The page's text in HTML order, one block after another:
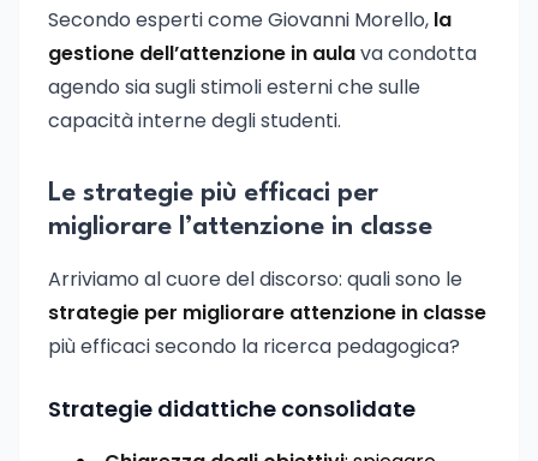
Secondo esperti come Giovanni Morello, la
gestione dell’attenzione in aulava condotta
agendo sia sugli stimoli esterni che sulle
capacità interne degli studenti.
Le strategie più efficaci per
migliorare l’attenzione in classe
Arriviamo al cuore del discorso: quali sono le
strategie per migliorare attenzione in classe
più efficaci secondo la ricerca pedagogica?
Strategie didattiche consolidate